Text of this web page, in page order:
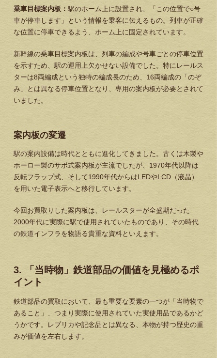
乗車目標案内板： 駅のホーム上に設置され、「この位置で○号
車が停車します」という情報を乗客に伝えるもの。列車が正確
な位置に停車できるよう、ホーム上に固定されています。
新幹線の乗車目標案内板は、列車の編成や号車ごとの停車位置
を示すため、駅の運用上欠かせない設備でした。特にレールス
ターは8両編成という独特の編成長のため、16両編成の「のぞ
み」とは異なる停車位置となり、専用の案内板が必要とされて
いました。
案内板の変遷
駅の案内設備は時代とともに進化してきました。古くは木製や
ホーロー製のサボ式案内板が主流でしたが、1970年代以降は
反転フラップ式、そして1990年代からはLEDやLCD（液晶）
を用いた電子表示へと移行しています。
今回お買取りした案内板は、レールスターが全盛期だった
2000年代に実際に駅で使用されていたものであり、 その時代
の鉄道インフラを物語る貴重な資料といえます。
3. 「当時物」鉄道部品の価値を見極めるポ
イント
鉄道部品の買取において、最も重要な要素の一つが「当時物で
あること」、つまり実際に使用されていた実使用品であるかど
うかです。レプリカや記念品とは異なる、本物が持つ歴史の重
みが価値を左右します。